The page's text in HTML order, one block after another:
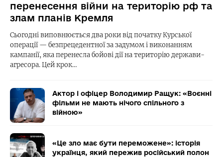
перенесення війни на територію рф та
злам планів Кремля
Сьогодні виповнюється два роки від початку Курської
операції — безпрецедентної за задумом і виконанням
кампанії, яка перенесла бойові дії на територію держави-
агресора. Цей крок…
Актор і офіцер Володимир Ращук: «Воєнні
фільми не мають нічого спільного з
війною»
«Це зло має бути переможене»: історія
українця, який пережив російський полон